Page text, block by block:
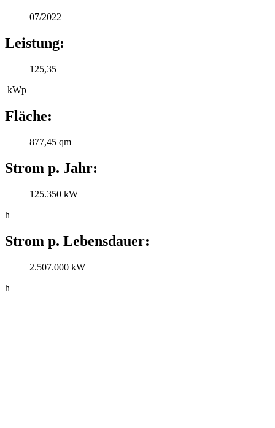
07/2022
Leistung:
125,35
kWp
Fläche:
877,45 qm
Strom p. Jahr:
125.350 kW
h
Strom p. Lebensdauer:
2.507.000 kW
h